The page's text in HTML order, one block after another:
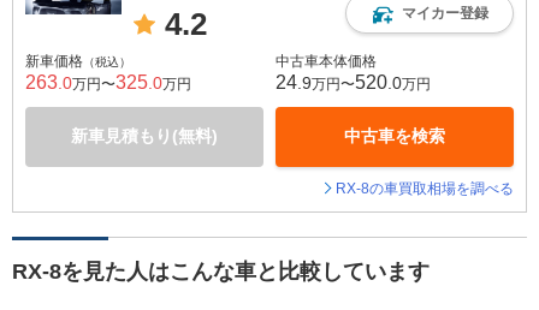
4.2 マイカー登録
新車価格 （税込）
263 .0万円〜325 .0万円
新車見積もり(無料)
中古車本体価格
24 .9万円〜520 .0万円
中古車を検索
RX-8の車買取相場を調べる
RX-8を見た人はこんな車と比較しています